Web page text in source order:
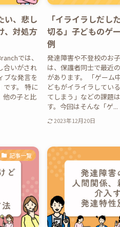
い、悲し
、対処方
では、
合いがされ
ブな発言を
です。 特に
他の子と比
「イライラしだし
切る」子どものゲ
例
発達障害や不登校のお
は、保護者同士で最近
があります。 「ゲーム
どもがイライラしてい
てしまう」などの課題
す。今回はそんな「ゲ...
2023年12月20日
記事一覧